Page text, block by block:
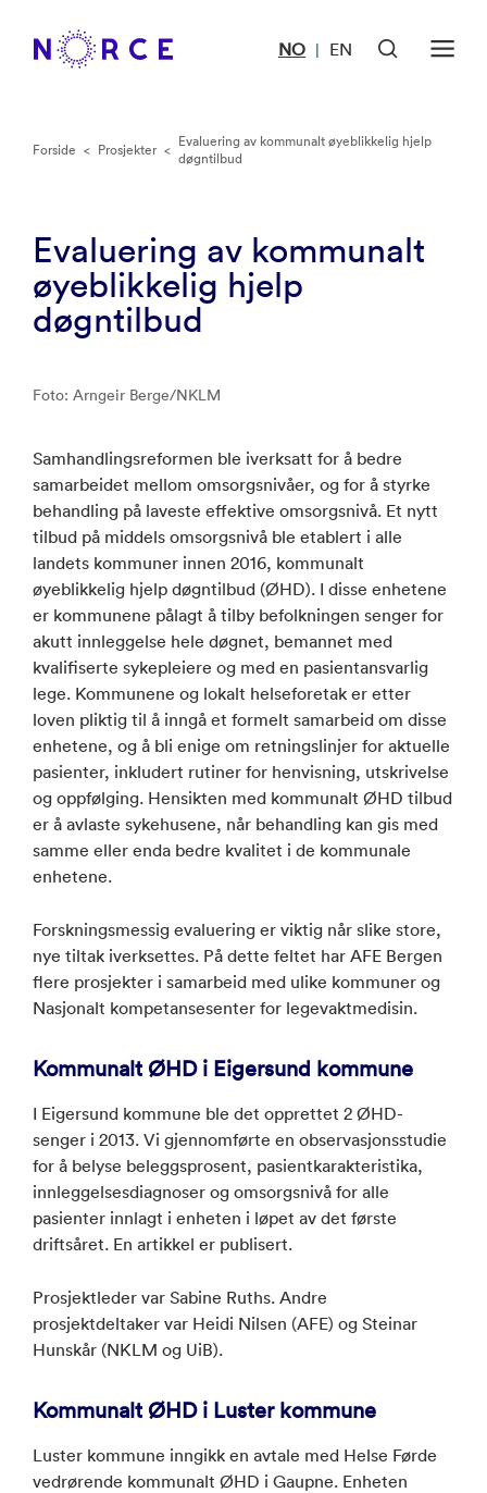
NO | EN
Forside < Prosjekter < Evaluering av kommunalt øyeblikkelig hjelp
døgntilbud
Evaluering av kommunalt
øyeblikkelig hjelp
døgntilbud
Foto: Arngeir Berge/NKLM
Samhandlingsreformen ble iverksatt for å bedre
samarbeidet mellom omsorgsnivåer, og for å styrke
behandling på laveste effektive omsorgsnivå. Et nytt
tilbud på middels omsorgsnivå ble etablert i alle
landets kommuner innen 2016, kommunalt
øyeblikkelig hjelp døgntilbud (ØHD). I disse enhetene
er kommunene pålagt å tilby befolkningen senger for
akutt innleggelse hele døgnet, bemannet med
kvalifiserte sykepleiere og med en pasientansvarlig
lege. Kommunene og lokalt helseforetak er etter
loven pliktig til å inngå et formelt samarbeid om disse
enhetene, og å bli enige om retningslinjer for aktuelle
pasienter, inkludert rutiner for henvisning, utskrivelse
og oppfølging. Hensikten med kommunalt ØHD tilbud
er å avlaste sykehusene, når behandling kan gis med
samme eller enda bedre kvalitet i de kommunale
enhetene.
Forskningsmessig evaluering er viktig når slike store,
nye tiltak iverksettes. På dette feltet har AFE Bergen
flere prosjekter i samarbeid med ulike kommuner og
Nasjonalt kompetansesenter for legevaktmedisin.
Kommunalt ØHD i Eigersund kommune
I Eigersund kommune ble det opprettet 2 ØHD-
senger i 2013. Vi gjennomførte en observasjonsstudie
for å belyse beleggsprosent, pasientkarakteristika,
innleggelsesdiagnoser og omsorgsnivå for alle
pasienter innlagt i enheten i løpet av det første
driftsåret. En artikkel er publisert.
Prosjektleder var Sabine Ruths. Andre
prosjektdeltaker var Heidi Nilsen (AFE) og Steinar
Hunskår (NKLM og UiB).
Kommunalt ØHD i Luster kommune
Luster kommune inngikk en avtale med Helse Førde
vedrørende kommunalt ØHD i Gaupne. Enheten